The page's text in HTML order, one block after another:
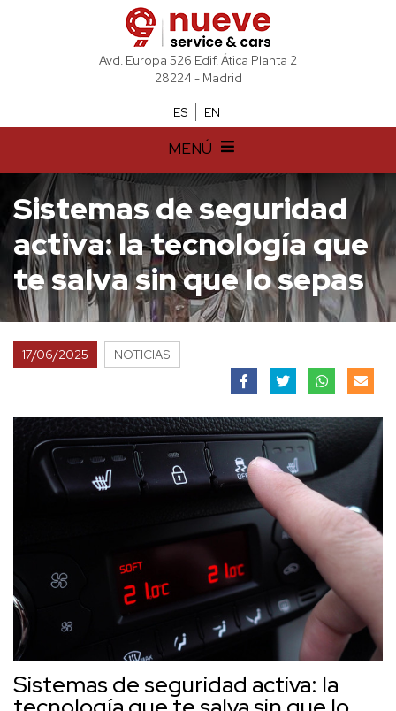
Avd. Europa 526 Edif. Ática Planta 2
28224 - Madrid
ES EN
MENÚ
Sistemas de seguridad
activa: la tecnología que
te salva sin que lo sepas
17/06/2025 NOTICIAS
Sistemas de seguridad activa: la